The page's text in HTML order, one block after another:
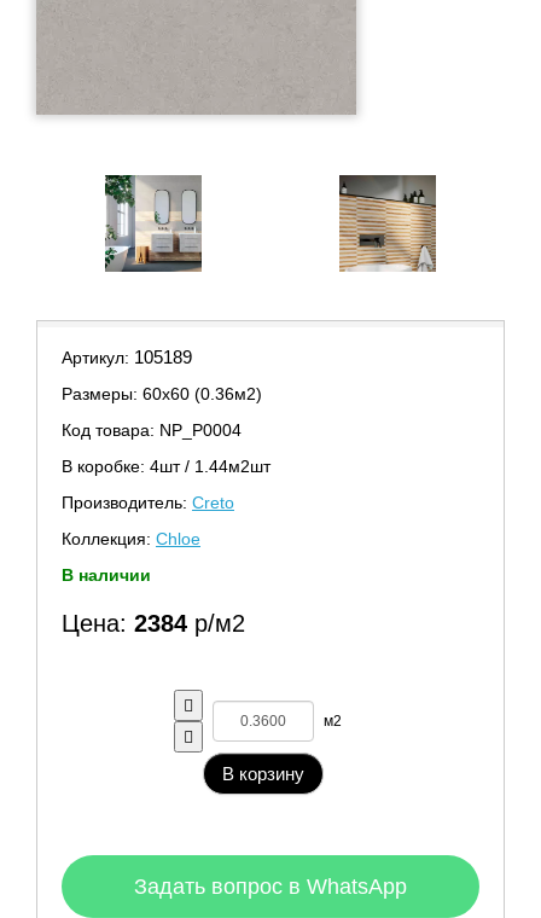
Артикул: 105189
Размеры: 60х60 (0.36м2)
Код товара: NР_P0004
В коробке: 4шт / 1.44м2шт
Производитель: Creto
Коллекция: Chloe
В наличии
Цена: 2384 р/м2
м2
В корзину
Задать вопрос в WhatsApp